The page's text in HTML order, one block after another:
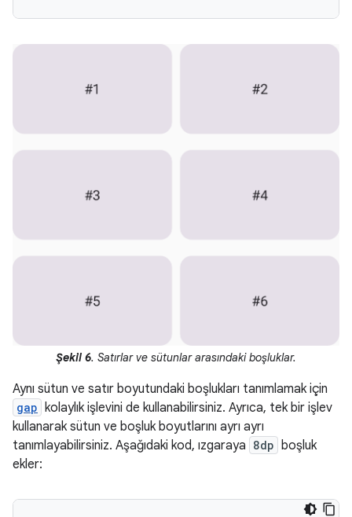
Şekil 6. Satırlar ve sütunlar arasındaki boşluklar.
Aynı sütun ve satır boyutundaki boşlukları tanımlamak için
gap
kolaylık işlevini de kullanabilirsiniz. Ayrıca, tek bir işlev
kullanarak sütun ve boşluk boyutlarını ayrı ayrı
tanımlayabilirsiniz. Aşağıdaki kod, ızgaraya 8dp
boşluk
ekler: